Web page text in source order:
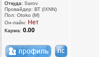
Откуда: Sarov
Провайдер: ВТ (IXNN)
Пол: Otoko (M)
Он-лайн: Нет
Карма: 0.00